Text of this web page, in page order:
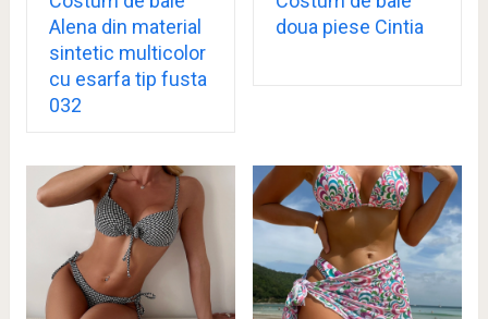
Alena din material
sintetic multicolor
cu esarfa tip fusta
032
doua piese Cintia